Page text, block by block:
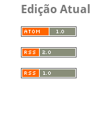
Edição Atual